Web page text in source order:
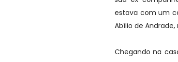
estava com um
Abílio de Andrade,
Chegando na